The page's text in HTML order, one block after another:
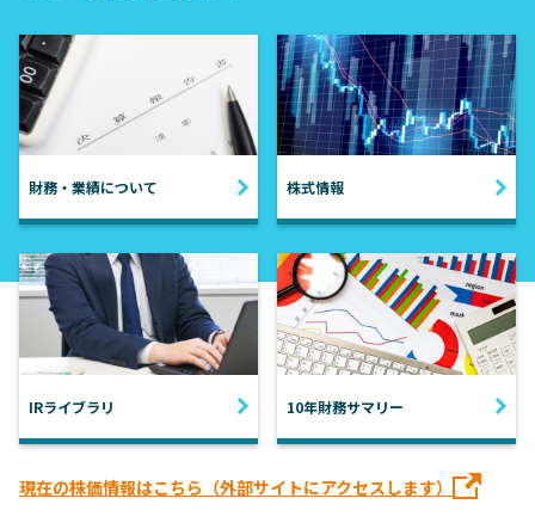
財務・業績について 株式情報
IRライブラリ 10年財務サマリー
現在の株価情報はこちら（外部サイトにアクセスします）